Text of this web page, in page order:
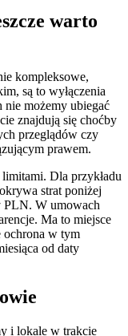
warto
kompleksowe,
są to wyłączenia
możemy ubiegać
znajdują się choćby
przeglądów czy
prawem.
Dla przykładu
strat poniżej
PLN. W umowach
Ma to miejsce
ochrona w tym
od daty
i lokale w trakcie